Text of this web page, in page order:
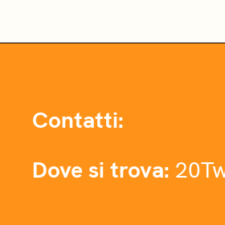
Contatti:
Dove si trova: